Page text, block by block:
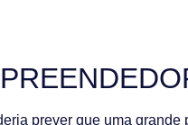
prever que uma grande